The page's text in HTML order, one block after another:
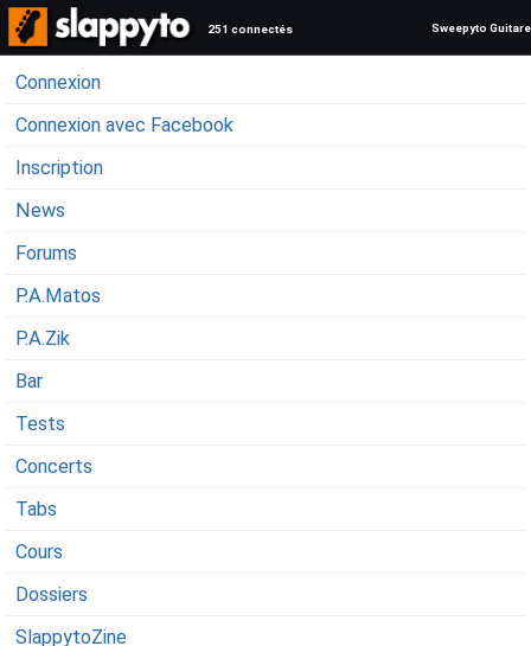
251 connectés Sweepyto Guitare
Connexion
Connexion avec Facebook
Inscription
News
Forums
P.A.Matos
P.A.Zik
Bar
Tests
Concerts
Tabs
Cours
Dossiers
SlappytoZine